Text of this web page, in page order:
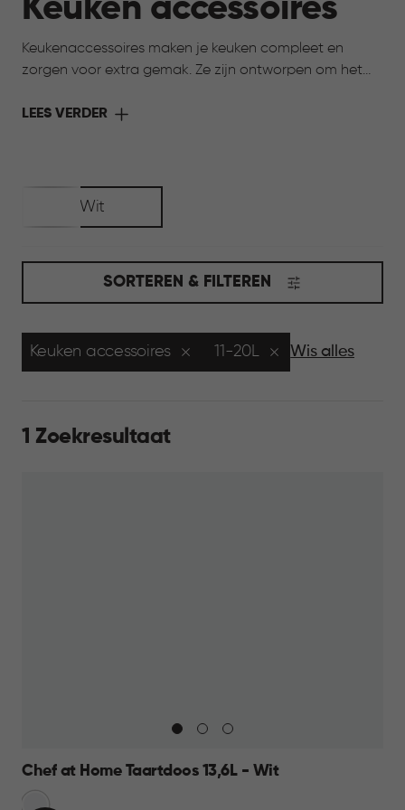
Keuken accessoires
Keukenaccessoires maken je keuken compleet en
zorgen voor extra gemak. Ze zijn ontworpen om het
ondersteuning bij het bereiden van gerechten tot
LEES VERDER
Wit
SORTEREN & FILTEREN
Keuken accessoires 11-20L Wis alles
1 Zoekresultaat
Chef at Home Taartdoos 13,6L - Wit